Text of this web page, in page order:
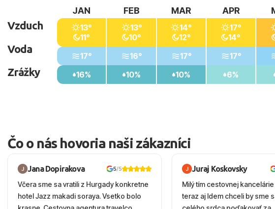
Vzduch
Voda
Zrážky
JAN
13°
11°
17°
16%
FEB
13°
10°
16°
10%
MAR
14°
12°
17°
10%
APR
17°
14°
17°
6%
Čo o nás hovoria naši zákazníci
Jana Dopirakova 5/5
Včera sme sa vratili z Hurgady konkretne
hotel Jazz makadi soraya. Vsetko bolo
Juraj Koskovsky
Milý tím cestovnej
teraz aj Idem chceli by sme